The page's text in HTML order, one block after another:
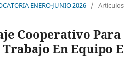
ENERO-JUNIO 2026 / Artículos
Cooperativo
En Equipo